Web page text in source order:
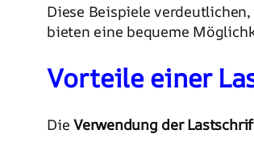
Diese Beispiele
bieten eine bequeme
Vorteile einer
DieVerwendung der